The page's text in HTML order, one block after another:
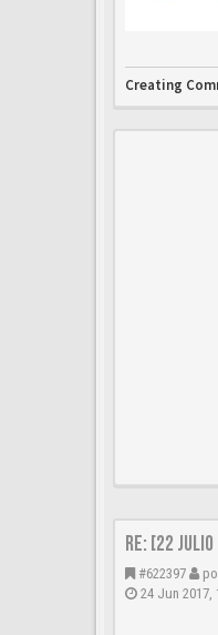
Creating
Re: [22
#622397
24 Jun 2017,